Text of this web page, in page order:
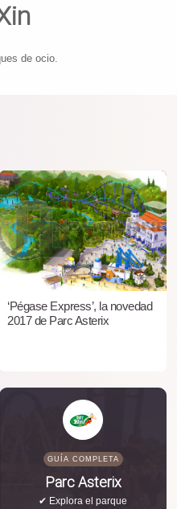
de ocio.
‘Pégase Express’, la novedad
2017 de Parc Asterix
GUÍA COMPLETA
Parc Asterix
✔ Explora el parque